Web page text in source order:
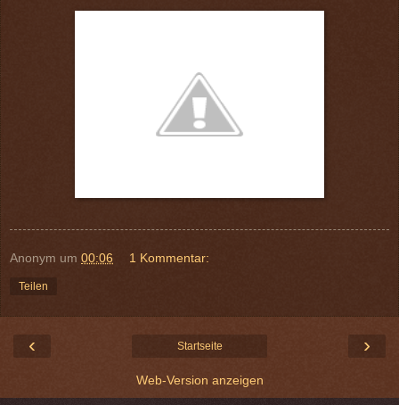
Anonym um 00:06 1 Kommentar:
Teilen
‹ ›
Startseite
Web-Version anzeigen